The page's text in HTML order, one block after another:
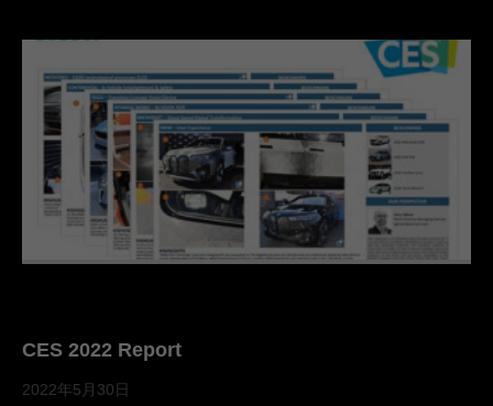
CES 2022 Report
2022年5月30日